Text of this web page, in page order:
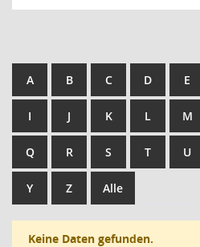
A B C D E
I J K L M
Q R S T U
Y Z Alle
Keine Daten gefunden.